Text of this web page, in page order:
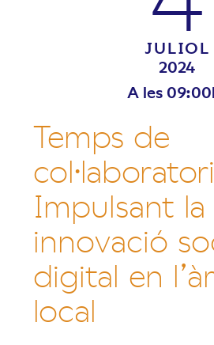
JULIOL
2024
A les
Temps de
Impulsant la
innovació
digital en
local